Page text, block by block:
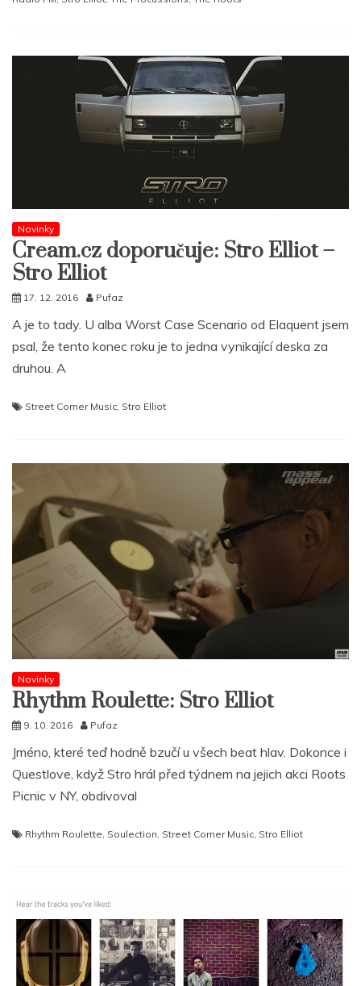
Novinky
Cream.cz doporučuje: Stro Elliot –
Stro Elliot
17. 12. 2016 Pufaz
A je to tady. U alba Worst Case Scenario od Elaquent jsem
psal, že tento konec roku je to jedna vynikající deska za
druhou. A
Street Corner Music, Stro Elliot
Novinky
Rhythm Roulette: Stro Elliot
9. 10. 2016 Pufaz
Jméno, které teď hodně bzučí u všech beat hlav. Dokonce i
Questlove, když Stro hrál před týdnem na jejich akci Roots
Picnic v NY, obdivoval
Rhythm Roulette Soulection Street Corner Music Stro Elliot